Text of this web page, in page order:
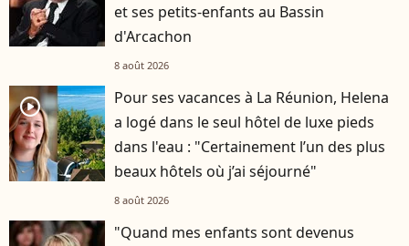
et ses petits-enfants au Bassin
d'Arcachon
8 août 2026
player2
Pour ses vacances à La Réunion, Helena
a logé dans le seul hôtel de luxe pieds
dans l'eau : "Certainement l’un des plus
beaux hôtels où j’ai séjourné"
8 août 2026
"Quand mes enfants sont devenus